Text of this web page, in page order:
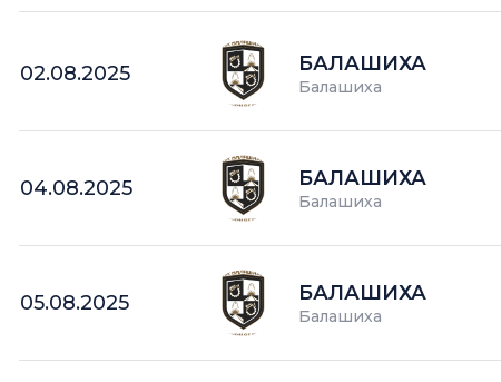
02.08.2025 БАЛАШИХА
Балашиха
04.08.2025 БАЛАШИХА
Балашиха
05.08.2025 БАЛАШИХА
Балашиха